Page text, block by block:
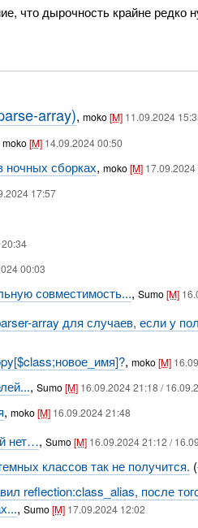
что дырочность крайне редко
array), moko[M] 11.09.2024
moko[M] 14.09.2024 00:50
ночных сборках,moko[M]
17:57
00:03
совместимость...,Sumo[M]
array для случаев, если у
, moko[M]
,Sumo[M] 16.09.2024 21:18 /
,moko[M] 16.09.2024 21:48
нет…,Sumo[M] 16.09.2024 21:12 /
классов так не получится.
reflection:class_alias, после
, Sumo[M] 17.09.2024 12:02